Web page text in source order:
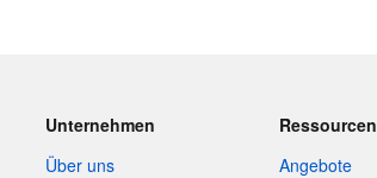
Unternehmen
Über uns
Ressourcen
Angebote